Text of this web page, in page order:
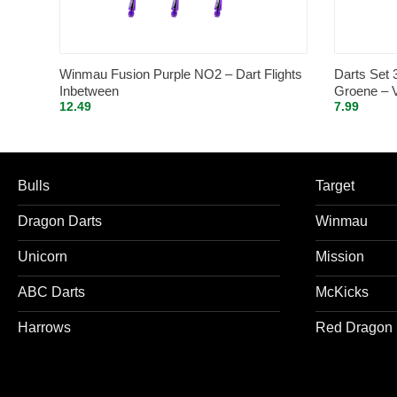
Winmau Fusion Purple NO2 – Dart Flights
Inbetween
12.49
Darts Set
Groene –
7.99
Bulls
Dragon Darts
Unicorn
ABC Darts
Harrows
Target
Winmau
Mission
McKicks
Red Dragon